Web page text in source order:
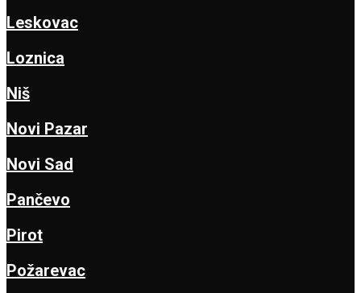
Leskovac
Loznica
Niš
Novi Pazar
Novi Sad
Pančevo
Pirot
Požarevac